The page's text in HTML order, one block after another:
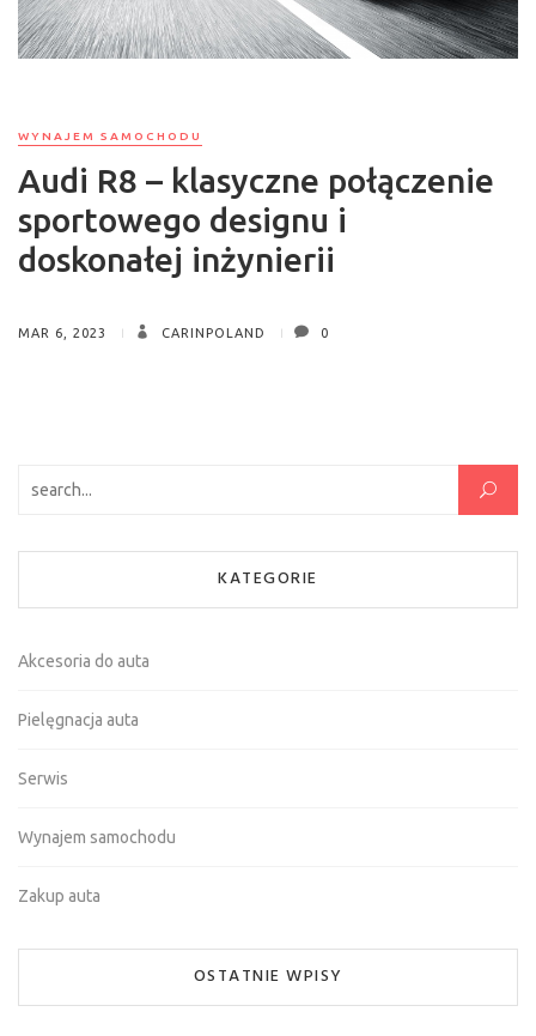
WYNAJEM SAMOCHODU
Audi R8 – klasyczne połączenie
sportowego designu i
doskonałej inżynierii
MAR 6, 2023 CARINPOLAND 0
KATEGORIE
Akcesoria do auta
Pielęgnacja auta
Serwis
Wynajem samochodu
Zakup auta
OSTATNIE WPISY